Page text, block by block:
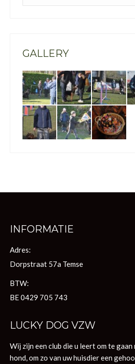
GALLERY
INFORMATIE
Adres:
Dorpstraat 57a Temse
BTW:
BE 0429 705 743
LUCKY DOG VZW
Wij zijn een club die u leert om te
hond, om zo van uw huisdier een